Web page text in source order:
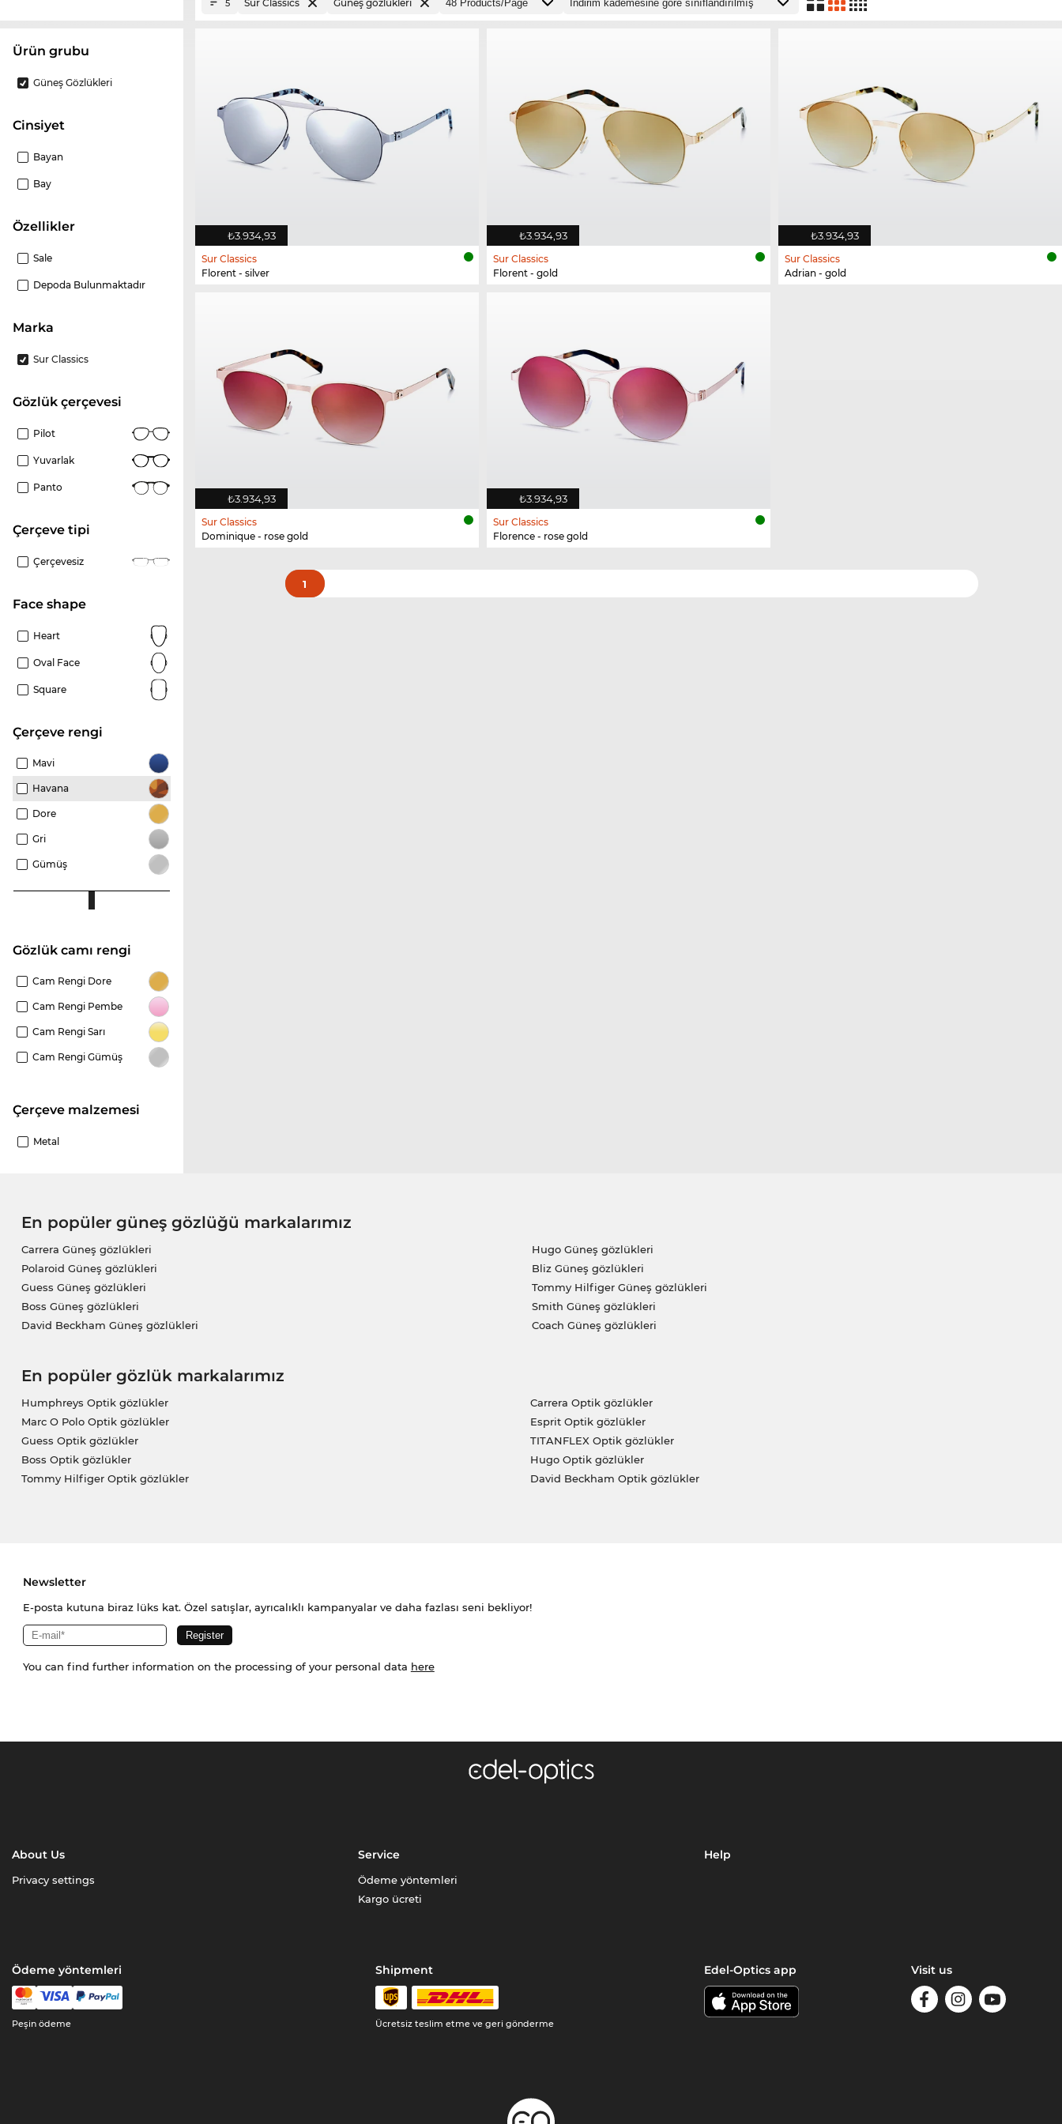
ürün grubu
Güneş Gözlükleri
Cinsiyet
Bayan
Bay
Özellikler
Sale
Depoda Bulunmaktadır
Marka
Sur Classics
gözlük çerçevesi
Pilot
Yuvarlak
Panto
çerçeve tipi
Çerçevesiz
Face shape
Heart
Oval Face
Square
çerçeve rengi
Mavi
Havana
Dore
Gri
Gümüş
Gözlük camı rengi
Cam Rengi Dore
Cam Rengi Pembe
Cam Rengi Sarı
Cam Rengi Gümüş
Çerçeve malzemesi
Metal
5 Sur Classics Güneş gözlükleri
₺3.934,93
Sur Classics
Florent - silver
₺3.934,93
Sur Classics
Florent - gold
₺3.934,93
Sur Classics
Adrian - gold
₺3.934,93
Sur Classics
Dominique - rose gold
₺3.934,93
Sur Classics
Florence - rose gold
1
En popüler güneş gözlüğü markalarımız
Carrera Güneş gözlükleri
Polaroid Güneş gözlükleri
Guess Güneş gözlükleri
Boss Güneş gözlükleri
David Beckham Güneş gözlükleri
Hugo Güneş gözlükleri
Bliz Güneş gözlükleri
Tommy Hilfiger Güneş gözlükleri
Smith Güneş gözlükleri
Coach Güneş gözlükleri
En popüler gözlük markalarımız
Humphreys Optik gözlükler
Marc O Polo Optik gözlükler
Guess Optik gözlükler
Boss Optik gözlükler
Tommy Hilfiger Optik gözlükler
Carrera Optik gözlükler
Esprit Optik gözlükler
TITANFLEX Optik gözlükler
Hugo Optik gözlükler
David Beckham Optik gözlükler
Newsletter
E-posta kutuna biraz lüks kat. Özel satışlar, ayrıcalıklı kampanyalar ve daha fazlası seni bekliyor!
You can find further information on the processing of your personal data here
About Us
Privacy settings
Service
Ödeme yöntemleri
Kargo ücreti
Help
Ödeme yöntemleri
Peşin ödeme
Shipment
Ücretsiz teslim etme ve geri gönderme
Edel-Optics app Visit us